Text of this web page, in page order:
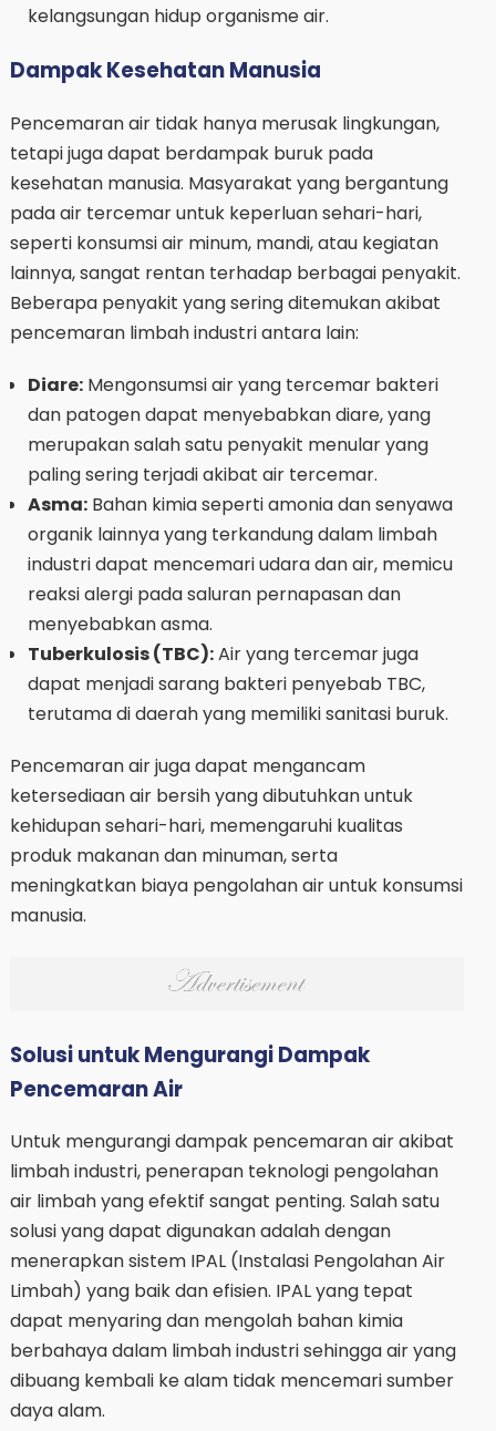
kelangsungan hidup organisme air.
Dampak Kesehatan Manusia
Pencemaran air tidak hanya merusak lingkungan,
tetapi juga dapat berdampak buruk pada
kesehatan manusia. Masyarakat yang bergantung
pada air tercemar untuk keperluan sehari-hari,
seperti konsumsi air minum, mandi, atau kegiatan
lainnya, sangat rentan terhadap berbagai penyakit.
Beberapa penyakit yang sering ditemukan akibat
pencemaran limbah industri antara lain:
Diare:Mengonsumsi air yang tercemar bakteri
dan patogen dapat menyebabkan diare, yang
merupakan salah satu penyakit menular yang
paling sering terjadi akibat air tercemar.
Asma:Bahan kimia seperti amonia dan senyawa
organik lainnya yang terkandung dalam limbah
industri dapat mencemari udara dan air, memicu
reaksi alergi pada saluran pernapasan dan
menyebabkan asma.
Tuberkulosis (TBC):Air yang tercemar juga
dapat menjadi sarang bakteri penyebab TBC,
terutama di daerah yang memiliki sanitasi buruk.
Pencemaran air juga dapat mengancam
ketersediaan air bersih yang dibutuhkan untuk
kehidupan sehari-hari, memengaruhi kualitas
produk makanan dan minuman, serta
meningkatkan biaya pengolahan air untuk konsumsi
manusia.
Solusi untuk Mengurangi Dampak
Pencemaran Air
Untuk mengurangi dampak pencemaran air akibat
limbah industri, penerapan teknologi pengolahan
air limbah yang efektif sangat penting. Salah satu
solusi yang dapat digunakan adalah dengan
menerapkan sistem IPAL (Instalasi Pengolahan Air
Limbah) yang baik dan efisien. IPAL yang tepat
dapat menyaring dan mengolah bahan kimia
berbahaya dalam limbah industri sehingga air yang
dibuang kembali ke alam tidak mencemari sumber
daya alam.